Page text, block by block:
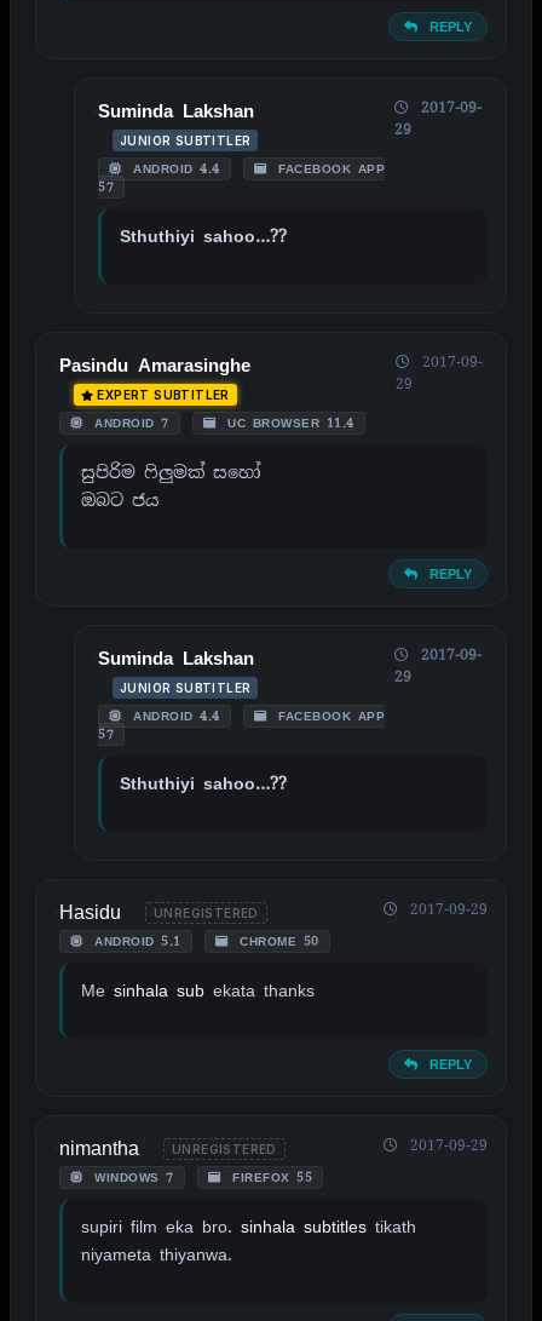
REPLY
Suminda Lakshan
JUNIOR SUBTITLER
ANDROID 4.4
FACEBOOK APP
57
2017-09-
29
Sthuthiyi sahoo…??
Pasindu Amarasinghe
EXPERT SUBTITLER
ANDROID 7 UC BROWSER 11.4
2017-09-
29
සුපිරිම ෆිලුමක් සහෝ
ඔබට ජය
REPLY
Suminda Lakshan
JUNIOR SUBTITLER
ANDROID 4.4
FACEBOOK APP
57
2017-09-
29
Sthuthiyi sahoo…??
Hasidu UNREGISTERED
ANDROID 5.1 CHROME 50
2017-09-29
Me sinhala sub ekata thanks
REPLY
nimantha UNREGISTERED
WINDOWS 7 FIREFOX 55
2017-09-29
supiri film eka bro. sinhala subtitles tikath
niyameta thiyanwa.